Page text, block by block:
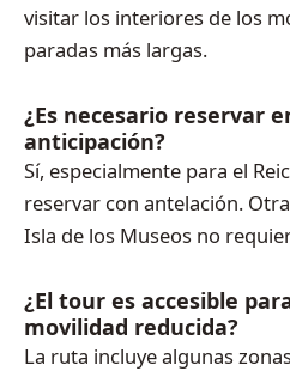
visitar los interiores de los
paradas más largas.
¿Es necesario reservar
anticipación?
Sí, especialmente para el
reservar con antelación.
Isla de los Museos no
¿El tour es accesible
movilidad reducida?
La ruta incluye algunas